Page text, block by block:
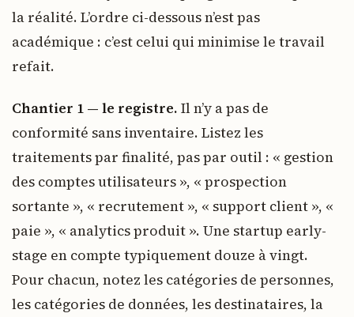
la réalité. L’ordre ci-dessous n’est pas
académique : c’est celui qui minimise le travail
refait.
Chantier 1 — le registre. Il n’y a pas de
conformité sans inventaire. Listez les
traitements par finalité, pas par outil : « gestion
des comptes utilisateurs », « prospection
sortante », « recrutement », « support client », «
paie », « analytics produit ». Une startup early-
stage en compte typiquement douze à vingt.
Pour chacun, notez les catégories de personnes,
les catégories de données, les destinataires, la